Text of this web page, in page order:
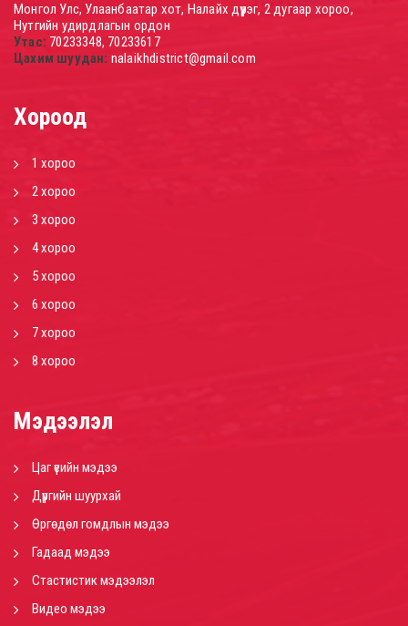
Монгол Улс, Улаанбаатар хот, Налайх дүүрэг, 2 дугаар хороо,
Нутгийн удирдлагын ордон
Утас: 70233348, 70233617
Цахим шуудан: nalaikhdistrict@gmail.com
Хороод
1 хороо
2 хороо
3 хороо
4 хороо
5 хороо
6 хороо
7 хороо
8 хороо
Мэдээлэл
Цаг үеийн мэдээ
Дүүргийн шуурхай
Өргөдөл гомдлын мэдээ
Гадаад мэдээ
Стастистик мэдээлэл
Видео мэдээ